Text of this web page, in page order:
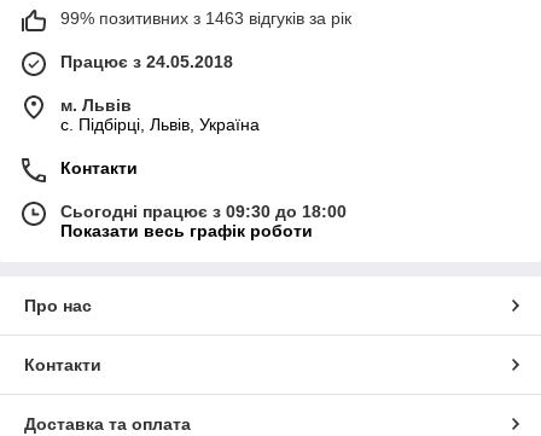
99% позитивних з 1463 відгуків за рік
Працює з 24.05.2018
м. Львів
c. Підбірці, Львів, Україна
Контакти
Сьогодні працює з 09:30 до 18:00
Показати весь графік роботи
Про нас
Контакти
Доставка та оплата